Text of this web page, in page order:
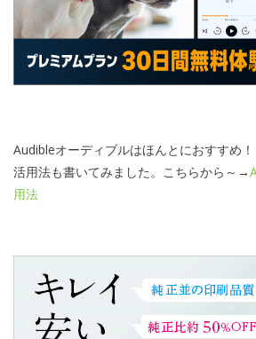
Audibleオーディブルはほんとにおすすめ
活用法も書いてみました。こちらから～→
用法